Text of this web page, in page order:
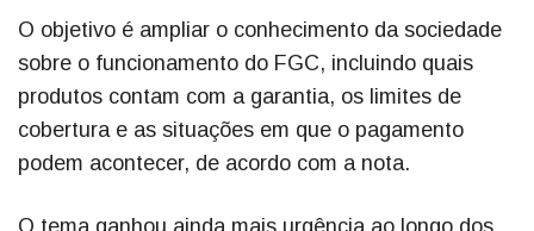
O objetivo é ampliar o conhecimento da sociedade
sobre o funcionamento do FGC, incluindo quais
produtos contam com a garantia, os limites de
cobertura e as situações em que o pagamento
podem acontecer, de acordo com a nota.